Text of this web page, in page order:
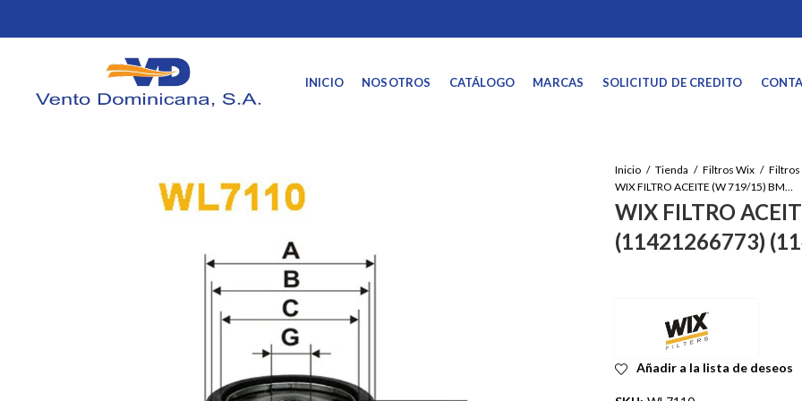
INICIO NOSOTROS CATÁLOGO MARCAS SOLICITUD DE CREDITO
Inicio Tienda Filtros Wix
WIX FILTRO ACEITE (W 719/15) BMW (11421266773) (11421287836)
WIX FILTRO
(11421266773)
Añadir a la lista de deseos